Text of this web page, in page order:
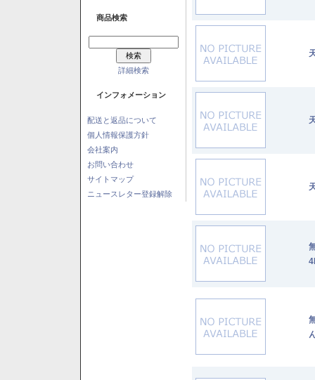
商品検索
詳細検索
インフォメーション
配送と返品について
個人情報保護方針
会社案内
お問い合わせ
サイトマップ
ニュースレター登録解除